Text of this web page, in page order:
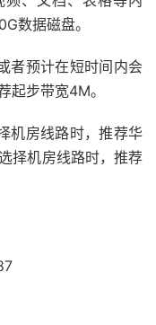
数据磁盘。
者预计在短时间内会
起步带宽4M。
机房线路时，推荐华
择机房线路时，推荐